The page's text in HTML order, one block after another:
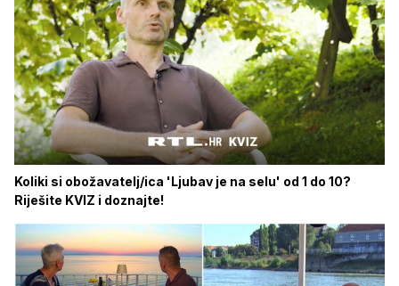
Koliki si obožavatelj/ica 'Ljubav je na selu' od 1 do 10?
Riješite KVIZ i doznajte!